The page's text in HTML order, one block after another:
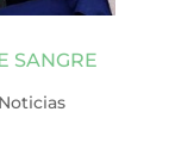
SANGRE
Noticias